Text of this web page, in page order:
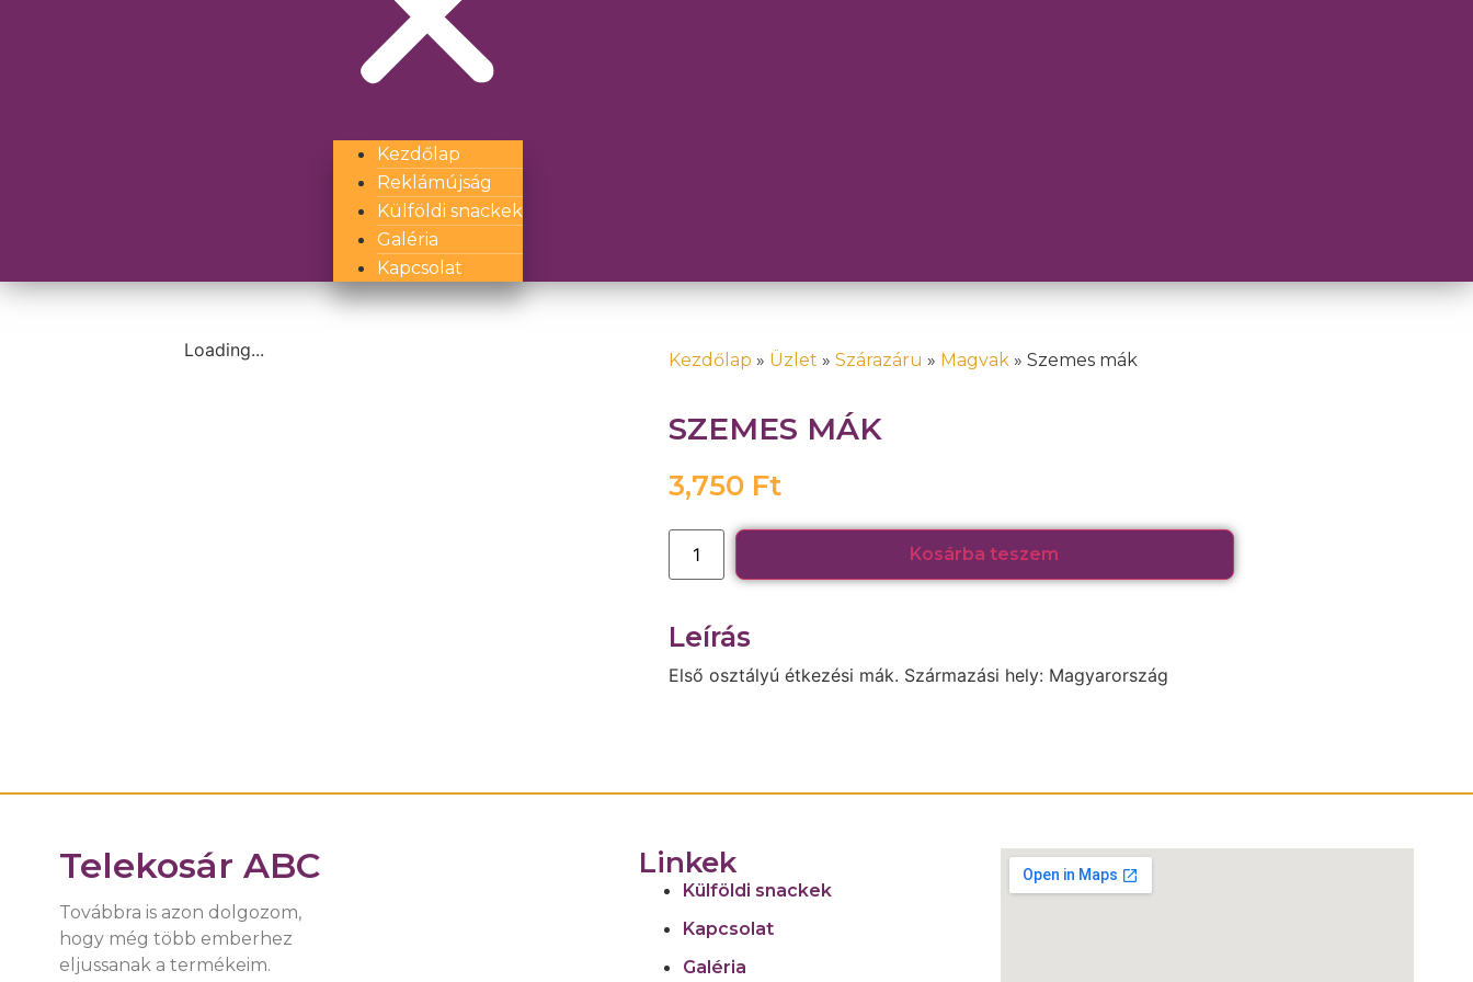
Kezdőlap
Reklámújság
Külföldi snackek
Galéria
Kapcsolat
Loading... Kezdőlap » Üzlet » Szárazáru » Magvak» Szemes mák
SZEMES MÁK
3,750 Ft
Kosárba teszem
Leírás
Első osztályú étkezési mák. Származási hely: Magyarország
Telekosár ABC
Továbbra is azon dolgozom,
hogy még több emberhez
eljussanak a termékeim.
Linkek
Külföldi snackek
Kapcsolat
Galéria